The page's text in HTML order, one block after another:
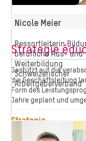
Nicole Meier
Ressortleiterin
berufliche Aus- und
Weiterbildung
Schweizerischer
Arbeitgeberverband
Strategie
Gestützt auf die
die Geschäftsleitung
Form des
Jahre geplant und
Strategie
Strategie 2025-